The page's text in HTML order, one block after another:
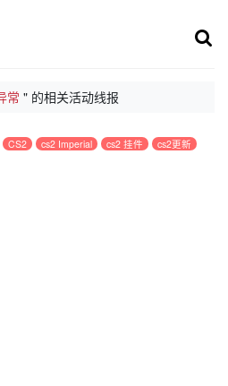
常 " 的相关活动线报
CS2 cs2 Imperial cs2 挂件
cs2更新